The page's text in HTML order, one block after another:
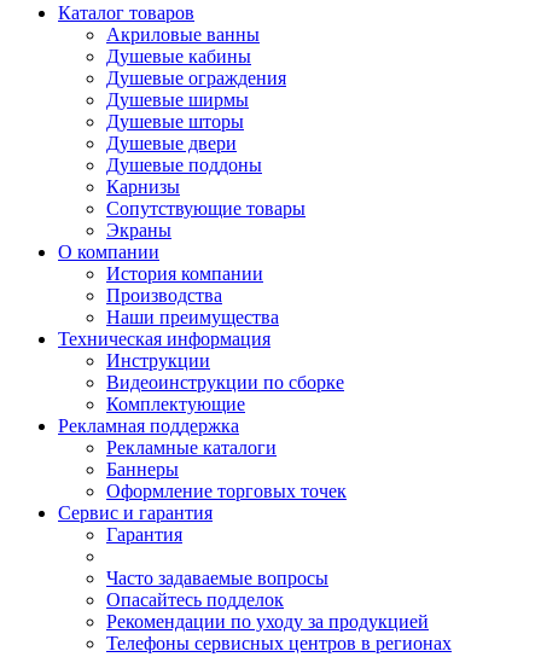
Каталог товаров
Акриловые ванны
Душевые кабины
Душевые ограждения
Душевые ширмы
Душевые шторы
Душевые двери
Душевые поддоны
Карнизы
Сопутствующие товары
Экраны
О компании
История компании
Производства
Наши преимущества
Техническая информация
Инструкции
Видеоинструкции по сборке
Комплектующие
Рекламная поддержка
Рекламные каталоги
Баннеры
Оформление торговых точек
Сервис и гарантия
Гарантия
Часто задаваемые вопросы
Опасайтесь подделок
Рекомендации по уходу за продукцией
Телефоны сервисных центров в регионах